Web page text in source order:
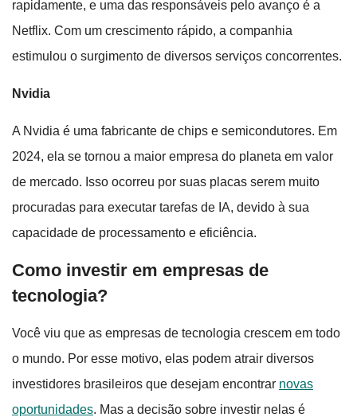
rapidamente, e uma das responsáveis pelo avanço é a
Netflix. Com um crescimento rápido, a companhia
estimulou o surgimento de diversos serviços concorrentes.
Nvidia
A Nvidia é uma fabricante de chips e semicondutores. Em
2024, ela se tornou a maior empresa do planeta em valor
de mercado. Isso ocorreu por suas placas serem muito
procuradas para executar tarefas de IA, devido à sua
capacidade de processamento e eficiência.
Como investir em empresas de
tecnologia?
Você viu que as empresas de tecnologia crescem em todo
o mundo. Por esse motivo, elas podem atrair diversos
investidores brasileiros que desejam encontrar novas
oportunidades. Mas a decisão sobre investir nelas é